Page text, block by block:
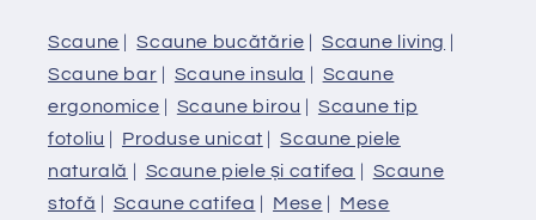
Scaune |Scaune bucătărie | Scaune living |
Scaune bar | Scaune insula | Scaune
ergonomice | Scaune birou | Scaune tip
fotoliu | Produse unicat |Scaune piele
naturală | Scaune piele și catifea | Scaune
stofă | Scaune catifea | Mese | Mese